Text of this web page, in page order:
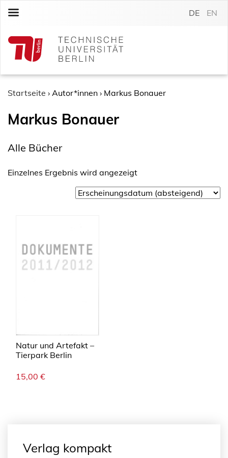
c
DE EN
Startseite › Autor*innen › Markus Bonauer
Markus Bonauer
Alle Bücher
Einzelnes Ergebnis wird angezeigt
Natur und Artefakt –
Tierpark Berlin
15,00 €
Verlag kompakt